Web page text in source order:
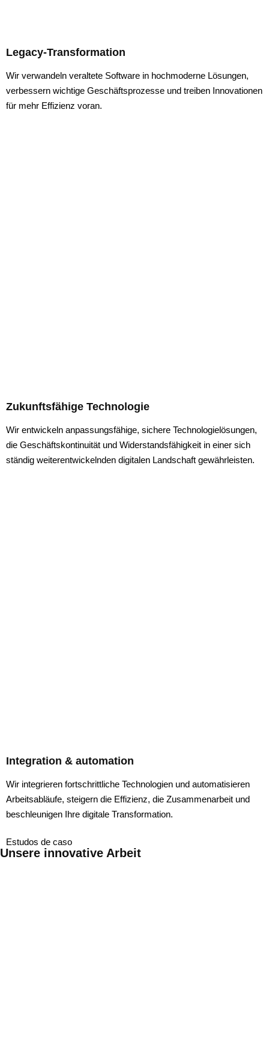
Legacy-Transformation
Wir verwandeln veraltete Software in hochmoderne Lösungen,
verbessern wichtige Geschäftsprozesse und treiben Innovationen
für mehr Effizienz voran.
Zukunftsfähige Technologie
Wir entwickeln anpassungsfähige, sichere Technologielösungen,
die Geschäftskontinuität und Widerstandsfähigkeit in einer sich
ständig weiterentwickelnden digitalen Landschaft gewährleisten.
Integration & automation
Wir integrieren fortschrittliche Technologien und automatisieren
Arbeitsabläufe, steigern die Effizienz, die Zusammenarbeit und
beschleunigen Ihre digitale Transformation.
Estudos de caso
Unsere innovative Arbeit